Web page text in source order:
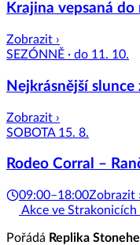
Krajina vepsaná do
Zobrazit ›
SEZÓNNĚ · do 11. 10.
Nejkrásnější
Zobrazit ›
SOBOTA 15. 8.
Rodeo Corral –
09:00–18:00Zobrazit
Akce ve Strakonicích
Pořádá Replika